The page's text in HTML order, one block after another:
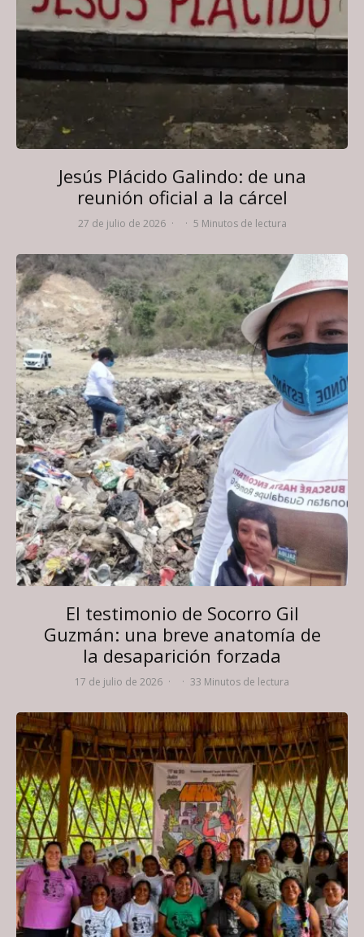
Jesús Plácido Galindo: de una
reunión oficial a la cárcel
27 de julio de 2026 · · 5 Minutos de lectura
El testimonio de Socorro Gil
Guzmán: una breve anatomía de
la desaparición forzada
17 de julio de 2026 · · 33 Minutos de lectura